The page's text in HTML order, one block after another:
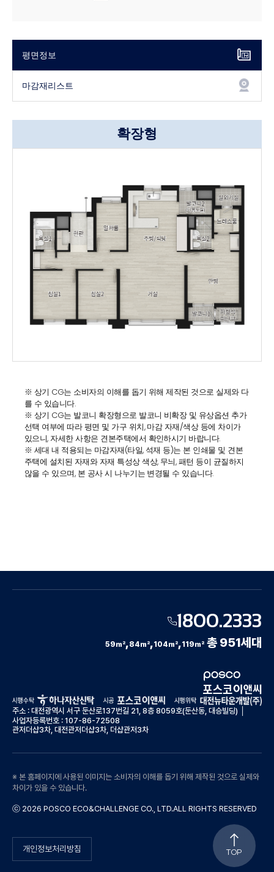
평면정보
마감재리스트
확장형
※ 상기 CG는 소비자의 이해를 돕기 위해 제작된 것으로 실제와 다
를 수 있습니다.
※ 상기 CG는 발코니 확장형으로 발코니 비확장 및 유상옵션 추가
선택 여부에 따라 평면 및 가구 위치, 마감 자재/색상 등에 차이가
있으니, 자세한 사항은 견본주택에서 확인하시기 바랍니다.
※ 세대 내 적용되는 마감자재(타일, 석재 등)는 본 인쇄물 및 견본
주택에 설치된 자재와 자재 특성상 색상, 무늬, 패턴 등이 균질하지
않을 수 있으며, 본 공사 시 나누기는 변경될 수 있습니다.
TOP
주소 : 대전광역시 서구 둔산로137번길 21, 8층 8059호(둔산동, 대승빌딩) │
사업자등록번호 : 107-86-72508
관저더샵3차, 대전관저더샵3차, 더샵관저3차
1800.2333
59㎡,84㎡,104㎡,119㎡ 총 951세대
※ 본 홈페이지에 사용된 이미지는 소비자의 이해를 돕기 위해 제작된 것으로 실제와
차이가 있을 수 있습니다.
ⓒ 2026 POSCO ECO&CHALLENGE CO., LTD.ALL RIGHTS RESERVED
개인정보처리방침